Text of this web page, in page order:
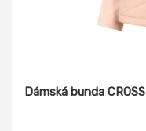
Dámská bunda CROSS